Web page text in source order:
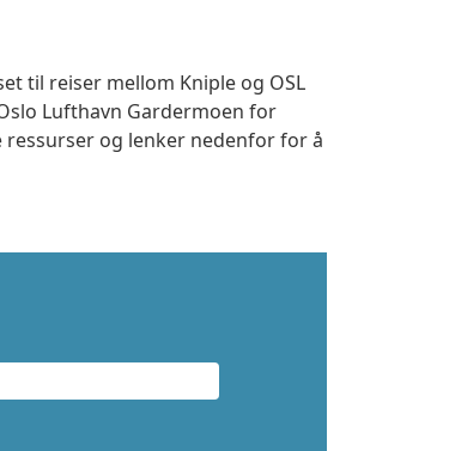
til reiser mellom Kniple og OSL
Lufthavn Gardermoen for
og lenker nedenfor for å